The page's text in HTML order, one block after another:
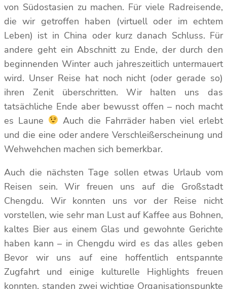
von Südostasien zu machen. Für viele Radreisende,
die wir getroffen haben (virtuell oder im echtem
Leben) ist in China oder kurz danach Schluss. Für
andere geht ein Abschnitt zu Ende, der durch den
beginnenden Winter auch jahreszeitlich untermauert
wird. Unser Reise hat noch nicht (oder gerade so)
ihren Zenit überschritten. Wir halten uns das
tatsächliche Ende aber bewusst offen – noch macht
es Laune
Auch die Fahrräder haben viel erlebt
und die eine oder andere Verschleißerscheinung und
Wehwehchen machen sich bemerkbar.
Auch die nächsten Tage sollen etwas Urlaub vom
Reisen sein. Wir freuen uns auf die Großstadt
Chengdu. Wir konnten uns vor der Reise nicht
vorstellen, wie sehr man Lust auf Kaffee aus Bohnen,
kaltes Bier aus einem Glas und gewohnte Gerichte
haben kann – in Chengdu wird es das alles geben
Bevor wir uns auf eine hoffentlich entspannte
Zugfahrt und einige kulturelle Highlights freuen
konnten, standen zwei wichtige Organisationspunkte